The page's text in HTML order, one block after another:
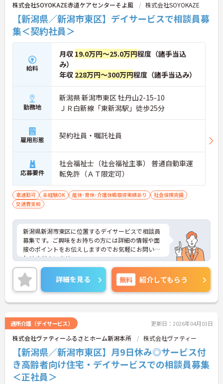
株式会社SOYOKAZE赤道ケアセンターそよ風 株式会社SOYOKAZE
【新潟県／新潟市東区】デイサービスで相談員募
集＜契約社員＞
給料
月収 19.0万円～25.0万円程度（諸手当込
み）
年収 228万円～300万円程度（諸手当込み）
勤務地
新潟県 新潟市東区 牡丹山2-15-10
ＪＲ白新線「東新潟駅」徒歩25分
雇用形態 契約社員・嘱託社員
応募要件
社会福祉士（社会福祉主事） 普通自動車運
転免許（ＡＴ限定可）
車通勤可 未経験OK 産休･育休･介護休暇取得実績あり
社会保険完備
交通費支給
新潟県新潟市東区に位置するデイサービスで相談員
募集です。ご興味をお持ちの方には詳細の情報や面
接のポイントをお伝えしますのでお気軽にお問い合
わせくださいませ。
詳細を見る 無料 紹介してもらう
通所介護（デイサービス） 更新日：2026年04月03日
株式会社ヴァティーふるさとホーム新潟本所 株式会社ヴァティー
【新潟県／新潟市東区】月9日休み◎サービス付
き高齢者向け住宅・デイサービスでの相談員募集
＜正社員＞